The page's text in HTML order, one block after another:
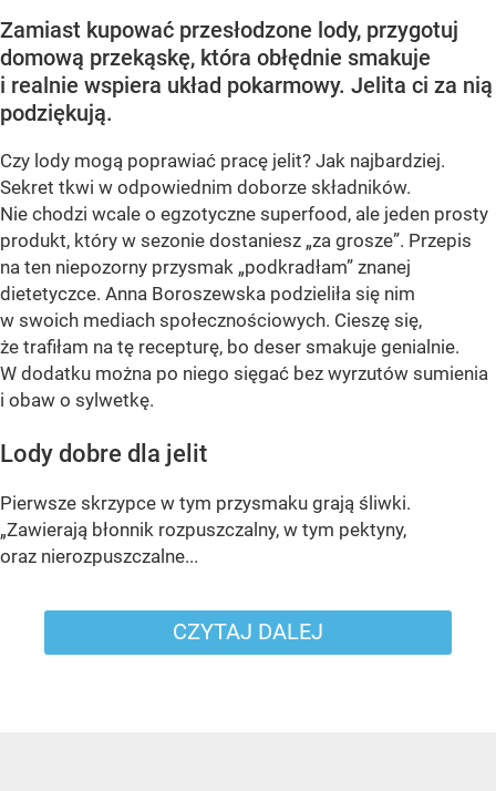
Zamiast kupować przesłodzone lody, przygotuj
domową przekąskę, która obłędnie smakuje
i realnie wspiera układ pokarmowy. Jelita ci za nią
podziękują.
Czy lody mogą poprawiać pracę jelit? Jak najbardziej.
Sekret tkwi w odpowiednim doborze składników.
Nie chodzi wcale o egzotyczne superfood, ale jeden prosty
produkt, który w sezonie dostaniesz „za grosze”. Przepis
na ten niepozorny przysmak „podkradłam” znanej
dietetyczce. Anna Boroszewska podzieliła się nim
w swoich mediach społecznościowych. Cieszę się,
że trafiłam na tę recepturę, bo deser smakuje genialnie.
W dodatku można po niego sięgać bez wyrzutów sumienia
i obaw o sylwetkę.
Lody dobre dla jelit
Pierwsze skrzypce w tym przysmaku grają śliwki.
„Zawierają błonnik rozpuszczalny, w tym pektyny,
oraz nierozpuszczalne...
CZYTAJ DALEJ